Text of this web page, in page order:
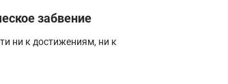
забвение
ни к достижениям, ни к